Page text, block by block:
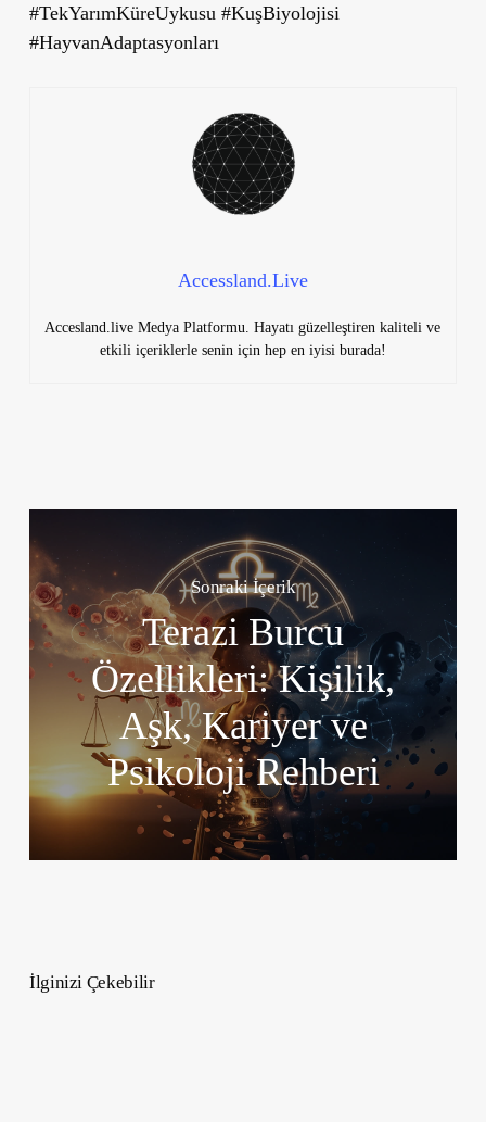
#TekYarımKüreUykusu #KuşBiyolojisi
#HayvanAdaptasyonları
Accessland.Live
Accesland.live Medya Platformu. Hayatı güzelleştiren kaliteli ve
etkili içeriklerle senin için hep en iyisi burada!
Sonraki İçerik
Terazi Burcu
Özellikleri: Kişilik,
Aşk, Kariyer ve
Psikoloji Rehberi
İlginizi Çekebilir